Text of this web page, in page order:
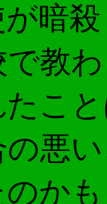
暗
教
こ
悪
か